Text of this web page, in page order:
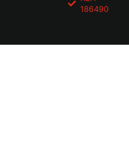
186490